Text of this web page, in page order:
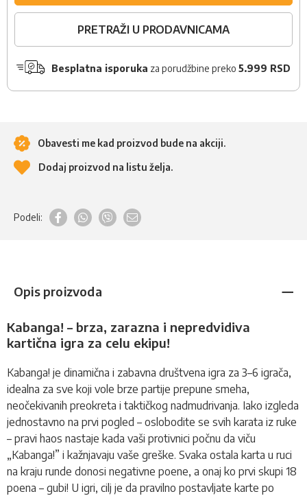
PRETRAŽI U PRODAVNICAMA
Besplatna isporuka za porudžbine preko 5.999 RSD
Obavesti me kad proizvod bude na akciji.
Dodaj proizvod na listu želja.
Podeli:
Opis proizvoda
Kabanga! – brza, zarazna i nepredvidiva
kartična igra za celu ekipu!
Kabanga! je dinamična i zabavna društvena igra za 3–6 igrača,
idealna za sve koji vole brze partije prepune smeha,
neočekivanih preokreta i taktičkog nadmudrivanja. Iako izgleda
jednostavno na prvi pogled – oslobodite se svih karata iz ruke
– pravi haos nastaje kada vaši protivnici počnu da viču
„Kabanga!” i kažnjavaju vaše greške. Svaka ostala karta u ruci
na kraju runde donosi negativne poene, a onaj ko prvi skupi 18
poena – gubi! U igri, cilj je da pravilno postavljate karte po